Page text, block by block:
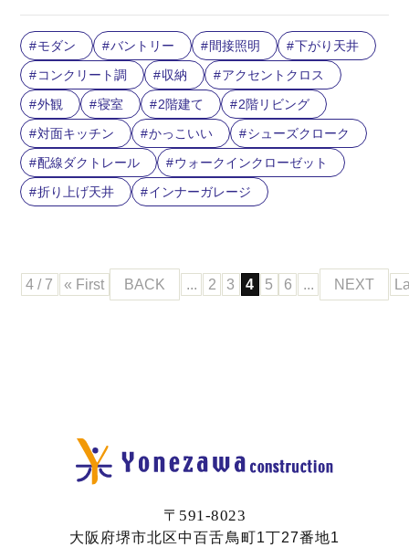
モダン バントリー 間接照明
下がり天井
コンクリート調
収納
アクセントクロス
外観
寝室 2階建て
2階リビング
対面キッチン
かっこいい
シューズクローク
配線ダクトレール
ウォークインクローゼット
折り上げ天井
インナーガレージ
4 / 7 « First BACK ... 2 3 4 5 6 ... NEXT
〒591-8023
大阪府堺市北区中百舌鳥町1丁27番地1